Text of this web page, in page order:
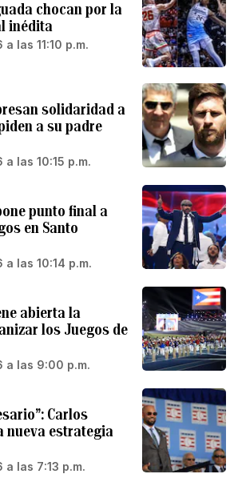
chocan por la
inédita
las 11:10 p.m.
solidaridad a
a su padre
las 10:15 p.m.
punto final a
en Santo
las 10:14 p.m.
abierta la
los Juegos de
a las 9:00 p.m.
Carlos
nueva estrategia
las 7:13 p.m.